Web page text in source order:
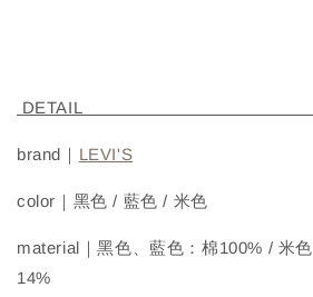
brand｜ LEVI'S
color｜黑色 / 藍色 / 米色
material｜黑色、藍色：棉100% / 米
14%